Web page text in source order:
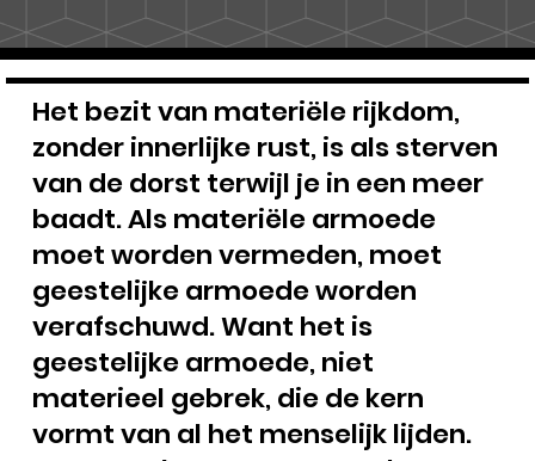
Het bezit van materiële rijkdom,
zonder innerlijke rust, is als sterven
van de dorst terwijl je in een meer
baadt. Als materiële armoede
moet worden vermeden, moet
geestelijke armoede worden
verafschuwd. Want het is
geestelijke armoede, niet
materieel gebrek, die de kern
vormt van al het menselijk lijden.